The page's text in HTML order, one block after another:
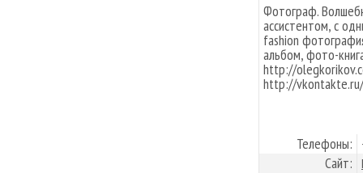
Фотограф.
ассистентом, с
fashion
альбом, фото-
http://
http://
Телефоны:
Сайт: